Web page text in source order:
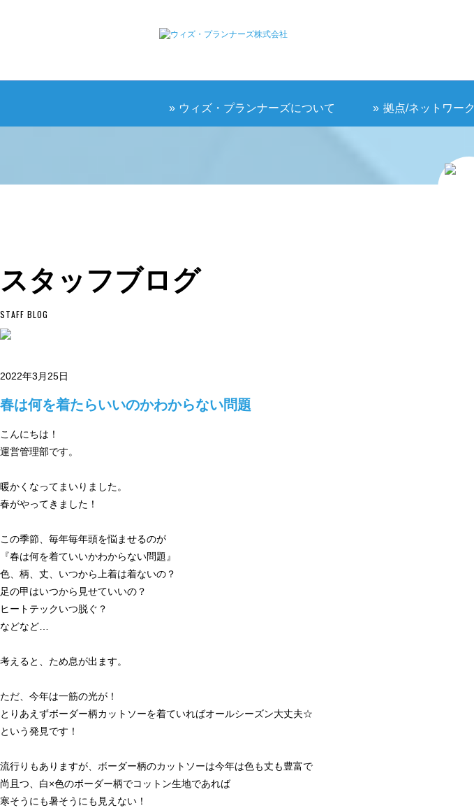
ウィズ・プランナーズについて 拠点/ネットワーク
スタッフブログ
STAFF BLOG
2022年3月25日
春は何を着たらいいのかわからない問題
こんにちは！
運営管理部です。
暖かくなってまいりました。
春がやってきました！
この季節、毎年毎年頭を悩ませるのが
『春は何を着ていいかわからない問題』
色、柄、丈、いつから上着は着ないの？
足の甲はいつから見せていいの？
ヒートテックいつ脱ぐ？
などなど…
考えると、ため息が出ます。
ただ、今年は一筋の光が！
とりあえずボーダー柄カットソーを着ていればオールシーズン大丈夫☆
という発見です！
流行りもありますが、ボーダー柄のカットソーは今年は色も丈も豊富で
尚且つ、白×色のボーダー柄でコットン生地であれば
寒そうにも暑そうにも見えない！